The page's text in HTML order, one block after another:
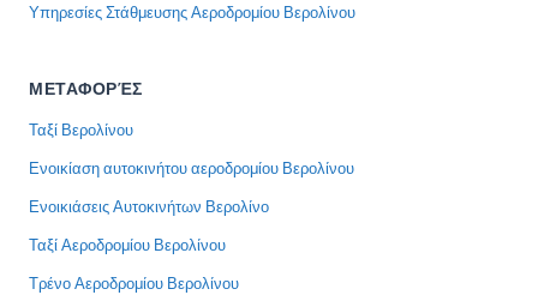
Υπηρεσίες Στάθμευσης Αεροδρομίου Βερολίνου
ΜΕΤΑΦΟΡΈΣ
Ταξί Βερολίνου
Ενοικίαση αυτοκινήτου αεροδρομίου Βερολίνου
Ενοικιάσεις Αυτοκινήτων Βερολίνο
Ταξί Αεροδρομίου Βερολίνου
Τρένο Αεροδρομίου Βερολίνου